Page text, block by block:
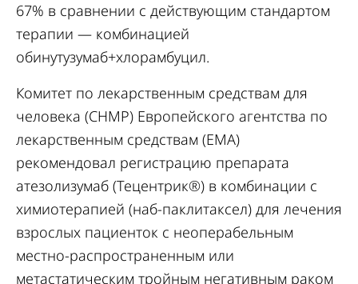
67% в сравнении с действующим стандартом
терапии — комбинацией
обинутузумаб+хлорамбуцил.
Комитет по лекарственным средствам для
человека (CHMP) Европейского агентства по
лекарственным средствам (EMA)
рекомендовал регистрацию препарата
атезолизумаб (Тецентрик®) в комбинации с
химиотерапией (наб-паклитаксел) для лечения
взрослых пациенток с неоперабельным
местно-распространенным или
метастатическим тройным негативным раком